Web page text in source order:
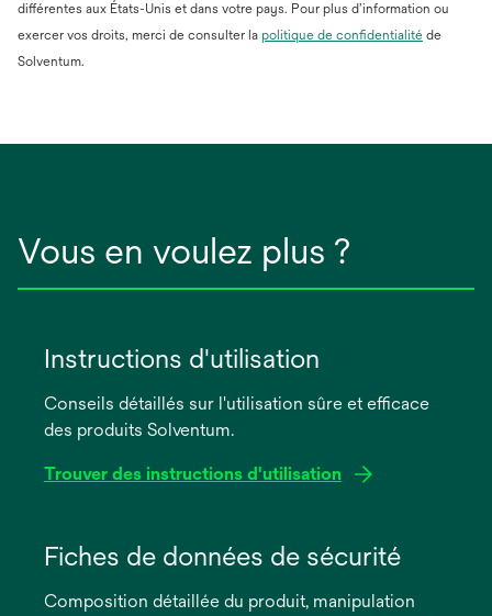
différentes aux États-Unis et dans votre pays. Pour plus d’information ou
exercer vos droits, merci de consulter la politique de confidentialité s’ouvre
de
Solventum.
Vous en voulez plus ?
Instructions d'utilisation
Conseils détaillés sur l'utilisation sûre et efficace
des produits Solventum.
Trouver des instructions d'utilisation
dans
nouvel
Fiches de données de sécurité
Composition détaillée du produit, manipulation